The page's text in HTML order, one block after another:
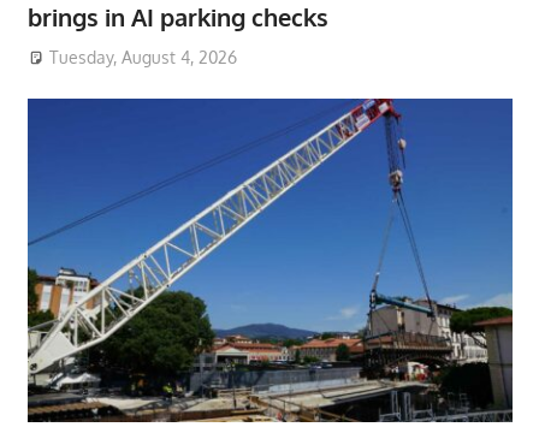
brings in AI parking checks
Tuesday, August 4, 2026